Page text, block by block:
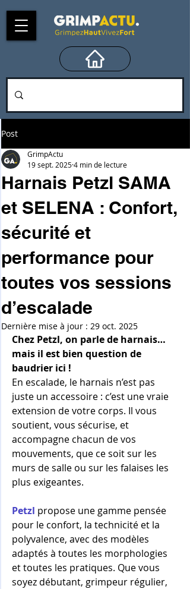
Post
Harnais Petzl SAMA
et SELENA : Confort,
sécurité et
performance pour
toutes vos sessions
d’escalade
GrimpActu
19 sept. 20254 min de lecture
Dernière mise à jour : 29 oct. 2025
Chez Petzl, on parle de harnais…
mais il est bien question de
baudrier ici !
En escalade, le harnais n’est pas
juste un accessoire : c’est une vraie
extension de votre corps. Il vous
soutient, vous sécurise, et
accompagne chacun de vos
mouvements, que ce soit sur les
murs de salle ou sur les falaises les
plus exigeantes.
Petzl propose une gamme pensée
pour le confort, la technicité et la
polyvalence, avec des modèles
adaptés à toutes les morphologies
et toutes les pratiques. Que vous
soyez débutant, grimpeur régulier,